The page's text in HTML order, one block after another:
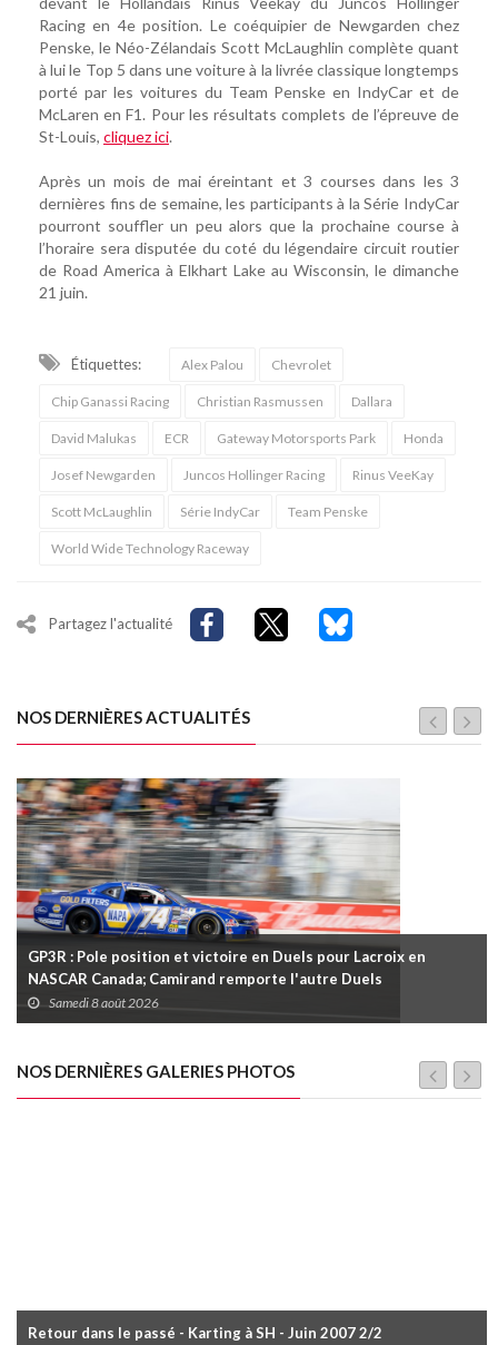
Racing en 4e position. Le coéquipier de Newgarden chez
Penske, le Néo-Zélandais Scott McLaughlin complète quant
à lui le Top 5 dans une voiture à la livrée classique longtemps
porté par les voitures du Team Penske en IndyCar et de
McLaren en F1. Pour les résultats complets de l’épreuve de
St-Louis, cliquez ici.
Après un mois de mai éreintant et 3 courses dans les 3
dernières fins de semaine, les participants à la Série IndyCar
pourront souffler un peu alors que la prochaine course à
l’horaire sera disputée du coté du légendaire circuit routier
de Road America à Elkhart Lake au Wisconsin, le dimanche
21 juin.
Étiquettes: Alex Palou Chevrolet
Chip Ganassi Racing Christian Rasmussen Dallara
David Malukas ECR Gateway Motorsports Park Honda
Josef Newgarden Juncos Hollinger Racing Rinus VeeKay
Scott McLaughlin Série IndyCar Team Penske
World Wide Technology Raceway
Partagez l'actualité
NOS DERNIÈRES ACTUALITÉS
GP3R : Pole position et victoire en Duels pour Lacroix en
NASCAR Canada; Camirand remporte l'autre Duels
Samedi 8 août 2026
NOS DERNIÈRES GALERIES PHOTOS
Retour dans le passé - Karting à SH - Juin 2007 2/2